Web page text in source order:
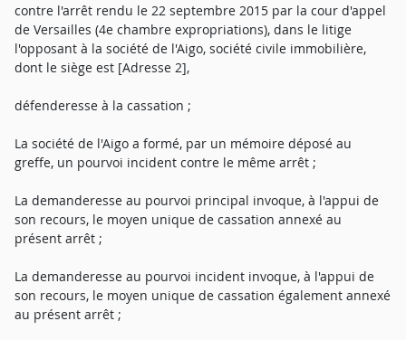
contre l'arrêt rendu le 22 septembre 2015 par la cour d'appel
de Versailles (4e chambre expropriations), dans le litige
l'opposant à la société de l'Aigo, société civile immobilière,
dont le siège est [Adresse 2],
défenderesse à la cassation ;
La société de l'Aigo a formé, par un mémoire déposé au
greffe, un pourvoi incident contre le même arrêt ;
La demanderesse au pourvoi principal invoque, à l'appui de
son recours, le moyen unique de cassation annexé au
présent arrêt ;
La demanderesse au pourvoi incident invoque, à l'appui de
son recours, le moyen unique de cassation également annexé
au présent arrêt ;